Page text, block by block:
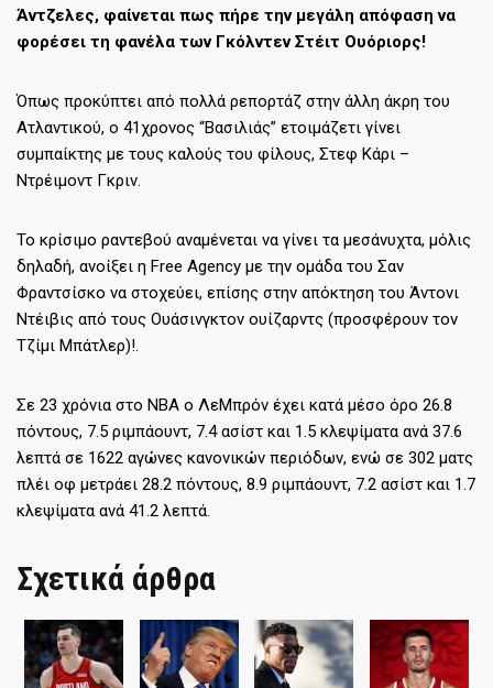
Άντζελες, φαίνεται πως πήρε την μεγάλη απόφαση να
φορέσει τη φανέλα των Γκόλντεν Στέιτ Ουόριορς!
Όπως προκύπτει από πολλά ρεπορτάζ στην άλλη άκρη του
Ατλαντικού, ο 41χρονος “Βασιλιάς” ετοιμάζετι γίνει
συμπαίκτης με τους καλούς του φίλους, Στεφ Κάρι –
Ντρέιμοντ Γκριν.
Το κρίσιμο ραντεβού αναμένεται να γίνει τα μεσάνυχτα, μόλις
δηλαδή, ανοίξει η Free Agency με την ομάδα του Σαν
Φραντσίσκο να στοχεύει, επίσης στην απόκτηση του Άντονι
Ντέιβις από τους Ουάσινγκτον ουίζαρντς (προσφέρουν τον
Τζίμι Μπάτλερ)!.
Σε 23 χρόνια στο NBA ο ΛεΜπρόν έχει κατά μέσο όρο 26.8
πόντους, 7.5 ριμπάουντ, 7.4 ασίστ και 1.5 κλεψίματα ανά 37.6
λεπτά σε 1622 αγώνες κανονικών περιόδων, ενώ σε 302 ματς
πλέι οφ μετράει 28.2 πόντους, 8.9 ριμπάουντ, 7.2 ασίστ και 1.7
κλεψίματα ανά 41.2 λεπτά.
Σχετικά άρθρα